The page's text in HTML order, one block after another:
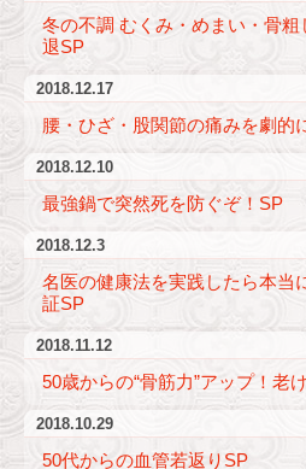
冬の不調 むくみ・めまい・骨
退SP
2018.12.17
腰・ひざ・股関節の痛みを劇的
2018.12.10
最強鍋で突然死を防ぐぞ！SP
2018.12.3
名医の健康法を実践したら本当
証SP
2018.11.12
50歳からの“骨筋力”アップ！老
2018.10.29
50代からの血管若返りSP